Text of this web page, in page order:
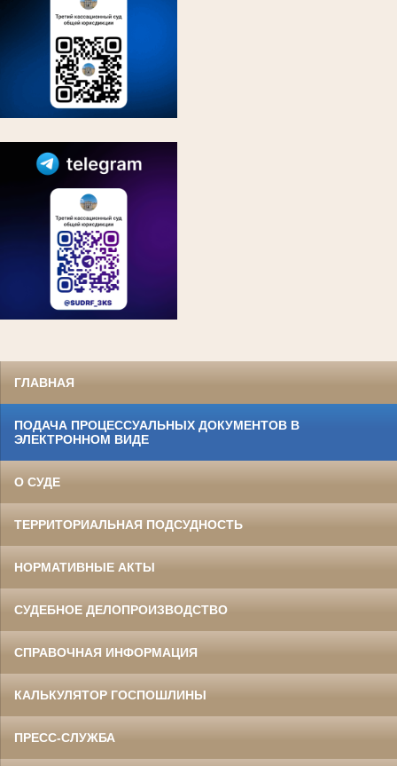
ГЛАВНАЯ
ПОДАЧА ПРОЦЕССУАЛЬНЫХ ДОКУМЕНТОВ В
ЭЛЕКТРОННОМ ВИДЕ
О СУДЕ
ТЕРРИТОРИАЛЬНАЯ ПОДСУДНОСТЬ
НОРМАТИВНЫЕ АКТЫ
СУДЕБНОЕ ДЕЛОПРОИЗВОДСТВО
СПРАВОЧНАЯ ИНФОРМАЦИЯ
КАЛЬКУЛЯТОР ГОСПОШЛИНЫ
ПРЕСС-СЛУЖБА